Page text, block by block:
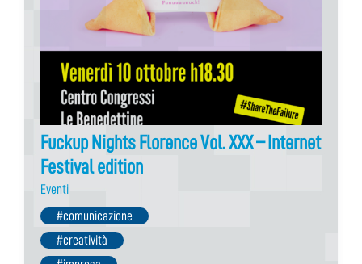
Fuckup Nights Florence Vol. XXX – Internet
Festival edition
Eventi
#comunicazione
#creatività